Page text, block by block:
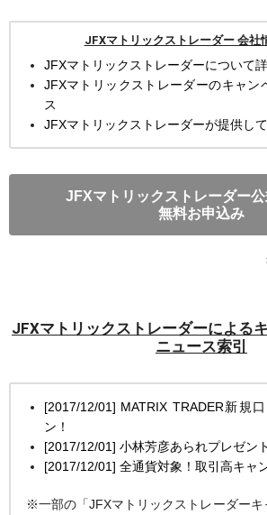
JFXマトリックストレーダー 会社
JFXマトリックストレーダーについて
JFXマトリックストレーダーのキャン
ス
JFXマトリックストレーダーが提供し
JFXマトリックストレーダー
無料お申込み
JFXマトリックストレーダーによる
ニュース索引
[2017/12/01] MATRIX TRADER新規
ン！
[2017/12/01] 小林芳彦あられプレゼン
[2017/12/01] 全通貨対象！取引高キャ
※一部の「JFXマトリックストレーダーキ